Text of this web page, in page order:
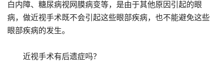
白内障、糖尿病视网膜病变等，是由于其他原因引起的眼
病，做近视手术既不会引起这些眼部疾病，也不能避免这些
眼部疾病的发生。
近视手术有后遗症吗？